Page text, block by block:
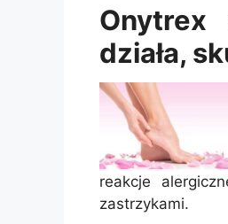
Onytrex
działa,
reakcje
zastrzykami.